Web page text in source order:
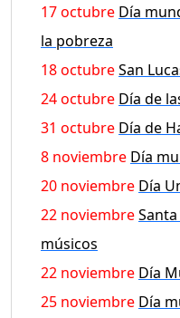
17 octubre Día
la pobreza
18 octubreSan
24 octubre Día de
31 octubre Día de
8 noviembre Día
20 noviembre Día
22 noviembre
músicos
22 noviembre Día
25 noviembre Día